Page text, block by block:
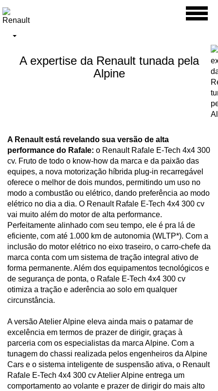
A expertise da Renault tunada pela
Alpine
A Renault está revelando sua versão de alta
performance do Rafale: o Renault Rafale E-Tech 4x4 300
cv. Fruto de todo o know-how da marca e da paixão das
equipes, a nova motorização híbrida plug-in recarregável
oferece o melhor de dois mundos, permitindo um uso no
modo a combustão ou elétrico, dando preferência ao modo
elétrico no dia a dia. O Renault Rafale E-Tech 4x4 300 cv
vai muito além do motor de alta performance.
Perfeitamente alinhado com seu tempo, ele é pra lá de
eficiente, com até 1.000 km de autonomia (WLTP*). Com a
inclusão do motor elétrico no eixo traseiro, o carro-chefe da
marca conta com um sistema de tração integral ativo de
forma permanente. Além dos equipamentos tecnológicos e
de segurança de ponta, o Rafale E-Tech 4x4 300 cv
otimiza a tração e aderência ao solo em qualquer
circunstância.
A versão Atelier Alpine eleva ainda mais o patamar de
excelência em termos de prazer de dirigir, graças à
parceria com os especialistas da marca Alpine. Com a
tunagem do chassi realizada pelos engenheiros da Alpine
Cars e o sistema inteligente de suspensão ativa, o Renault
Rafale E-Tech 4x4 300 cv Atelier Alpine entrega um
comportamento ao volante e prazer de dirigir do mais alto